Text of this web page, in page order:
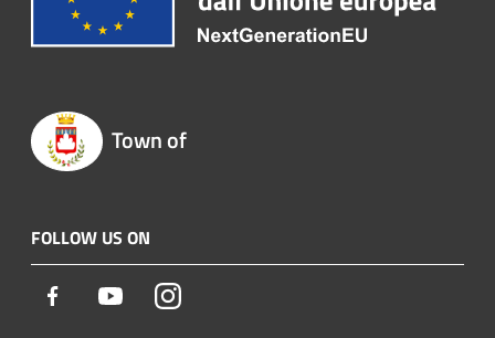
Town of
FOLLOW US ON
Facebook YoutubeInstagram